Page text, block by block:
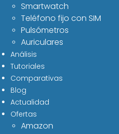
Smartwatch
Teléfono fijo con SIM
Pulsómetros
Auriculares
Análisis
Tutoriales
Comparativas
Blog
Actualidad
Ofertas
Amazon